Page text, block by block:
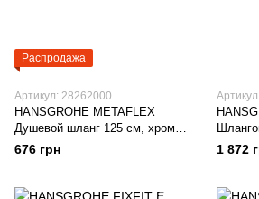
Распродажа
Артикул: 28262000
HANSGROHE METAFLEX
Душевой шланг 125 см, хром,
28262000
676 грн
хром,
1 872